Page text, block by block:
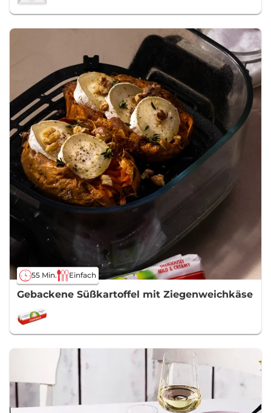
55 Min. Einfach
Gebackene Süßkartoffel mit Ziegenweichkäse